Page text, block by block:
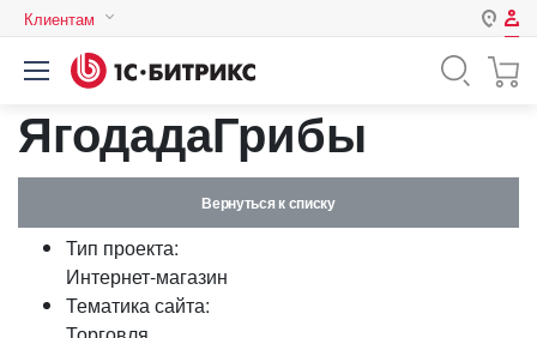
Клиентам
Авторизация
Нет аккаунта?Зарегистрироваться
Логин
Пароль
ЯгодадаГрибы
Вернуться к списку
Тип проекта:
Интернет-магазин
Тематика сайта: